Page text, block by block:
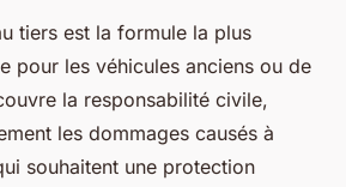
tiers est la formule la plus
pour les véhicules anciens ou de
la responsabilité civile,
les dommages causés à
souhaitent une protection